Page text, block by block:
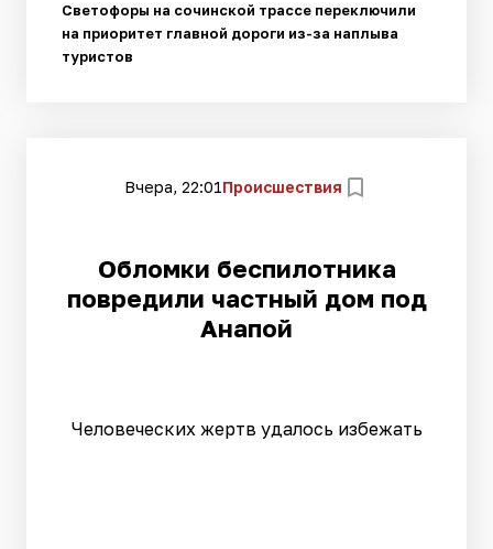
Светофоры на сочинской трассе переключили
на приоритет главной дороги из-за наплыва
туристов
Вчера, 22:01Происшествия
Обломки беспилотника
повредили частный дом под
Анапой
Человеческих жертв удалось избежать